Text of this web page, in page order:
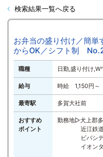
検索結果一覧へ戻る
お弁当の盛り付け／簡単
からOK／シフト制
職種 日勤,盛り付け
給与 時給 1,150円～
最寄駅 多賀大社前
おすすめ
ポイント
勤務地▷犬上郡
近江鉄道「
ビバシティ
イオンタウ